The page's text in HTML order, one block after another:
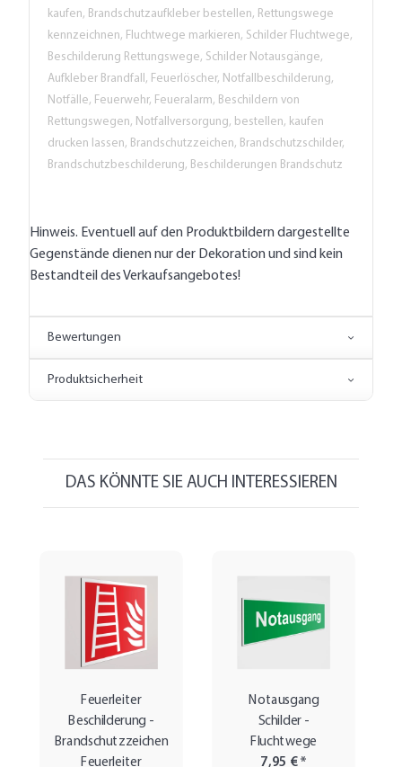
kaufen, Brandschutzaufkleber bestellen, Rettungswege
kennzeichnen, Fluchtwege markieren, Schilder Fluchtwege,
Beschilderung Rettungswege, Schilder Notausgänge,
Aufkleber Brandfall, Feuerlöscher, Notfallbeschilderung,
Notfälle, Feuerwehr, Feueralarm, Beschildern von
Rettungswegen, Notfallversorgung, bestellen, kaufen
drucken lassen, Brandschutzzeichen, Brandschutzschilder,
Brandschutzbeschilderung, Beschilderungen Brandschutz
Hinweis. Eventuell auf den Produktbildern dargestellte
Gegenstände dienen nur der Dekoration und sind kein
Bestandteil des Verkaufsangebotes!
Bewertungen
Produktsicherheit
DAS KÖNNTE SIE AUCH INTERESSIEREN
Feuerleiter
Beschilderung -
Brandschutzzeichen
Feuerleiter
Notausgang
Schilder -
Fluchtwege
7,95 €*